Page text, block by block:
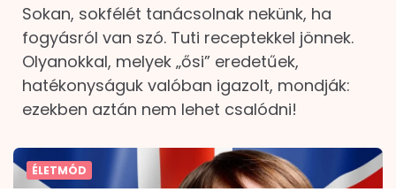
Sokan, sokfélét tanácsolnak nekünk, ha
fogyásról van szó. Tuti receptekkel jönnek.
Olyanokkal, melyek „ősi” eredetűek,
hatékonyságuk valóban igazolt, mondják:
ezekben aztán nem lehet csalódni!
ÉLETMÓD